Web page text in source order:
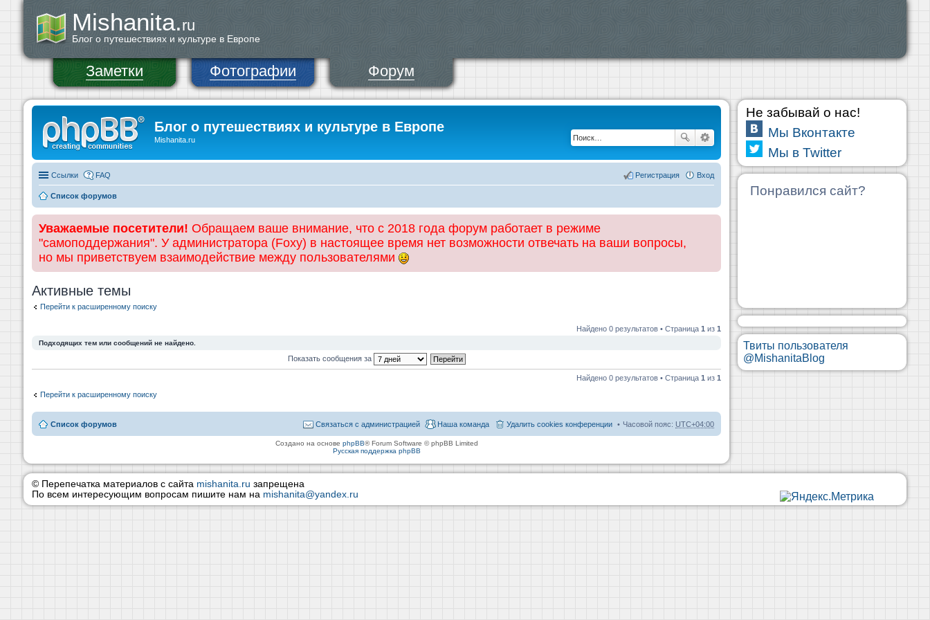
Mishanita.ru
Блог о путешествиях и культуре в Европе
Заметки Фотографии Форум
Блог о путешествиях и культуре в Европе
Mishanita.ru
Ссылки FAQ Вход
Регистрация
Список форумов
Уважаемые посетители! Обращаем ваше внимание, что с 2018 года форум работает в режиме
"самоподдержания". У администратора (Foxy) в настоящее время нет возможности отвечать на ваши вопросы,
но мы приветствуем взаимодействие между пользователями
Активные темы
Перейти к расширенному поиску
Найдено 0 результатов • Страница 1 из 1
Подходящих тем или сообщений не найдено.
Показать сообщения за
Найдено 0 результатов • Страница 1 из 1
Перейти к расширенному поиску
Список форумов Часовой пояс: UTC+04:00
Удалить cookies конференции
Наша команда
Связаться с администрацией
Создано на основе phpBB® Forum Software © phpBB Limited
Русская поддержка phpBB
Не забывай о нас!
Мы Вконтакте
Мы в Twitter
Понравился сайт?
Твиты пользователя
@MishanitaBlog
© Перепечатка материалов с сайта mishanita.ru запрещена
По всем интересующим вопросам пишите нам на mishanita@yandex.ru